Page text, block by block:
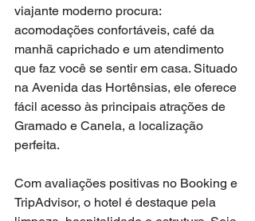
viajante moderno procura:
acomodações confortáveis, café da
manhã caprichado e um atendimento
que faz você se sentir em casa. Situado
na Avenida das Hortênsias, ele oferece
fácil acesso às principais atrações de
Gramado e Canela, a localização
perfeita.
Com avaliações positivas no Booking e
TripAdvisor, o hotel é destaque pela